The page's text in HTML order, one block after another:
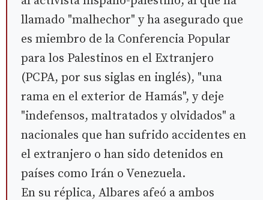
llamado "malhechor" y ha asegurado que
es miembro de la Conferencia Popular
para los Palestinos en el Extranjero
(PCPA, por sus siglas en inglés), "una
rama en el exterior de Hamás", y deje
"indefensos, maltratados y olvidados" a
nacionales que han sufrido accidentes en
el extranjero o han sido detenidos en
países como Irán o Venezuela.
En su réplica, Albares afeó a ambos